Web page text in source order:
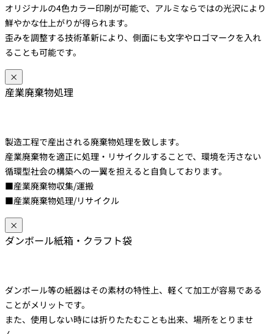
オリジナルの4色カラー印刷が可能で、アルミならではの光沢により
鮮やかな仕上がりが得られます。
歪みを調整する技術革新により、側面にも文字やロゴマークを入れ
ることも可能です。
×
産業廃棄物処理
製造工程で産出される廃棄物処理を致します。
産業廃棄物を適正に処理・リサイクルすることで、環境を汚さない
循環型社会の構築への一翼を担えると自負しております。
■産業廃棄物収集/運搬
■産業廃棄物処理/リサイクル
×
ダンボール紙箱・クラフト袋
ダンボール等の紙器はその素材の特性上、軽くて加工が容易である
ことがメリットです。
また、使用しない時には折りたたむことも出来、場所をとりませ